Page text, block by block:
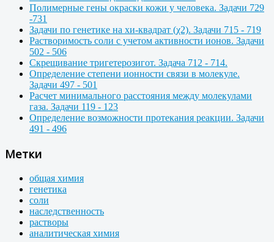
Полимерные гены окраски кожи у человека. Задачи 729
-731
Задачи по генетике на хи-квадрат (χ2). Задачи 715 - 719
Растворимость соли с учетом активности ионов. Задачи
502 - 506
Скрещивание тригетерозигот. Задача 712 - 714.
Определение степени ионности связи в молекуле.
Задачи 497 - 501
Расчет минимального расстояния между молекулами
газа. Задачи 119 - 123
Определение возможности протекания реакции. Задачи
491 - 496
Метки
общая химия
генетика
соли
наследственность
растворы
аналитическая химия